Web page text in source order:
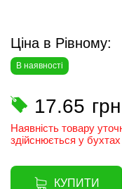
Ціна в Рівному:
В наявності
17.65
Наявність товару
здійснюється у
КУПИТИ